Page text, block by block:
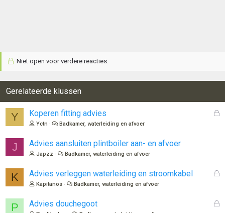
Niet open voor verdere reacties.
Gerelateerde klussen
Y
G
n
Koperen fitting advies
Yctn Badkamer, waterleiding en afvoer
J Advies aansluiten plintboiler aan- en afvoer
Japzz Badkamer, waterleiding en afvoer
K
G
Advies verleggen waterleiding en stroomkabel
Kapitanos Badkamer, waterleiding en afvoer
P
G
Advies douchegoot